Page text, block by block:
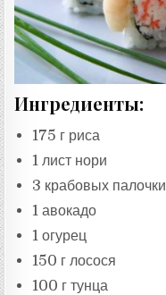
Ингредиенты:
175 г риса
1 лист нори
3 крабовых палочки
1 авокадо
1 огурец
150 г лосося
100 г тунца